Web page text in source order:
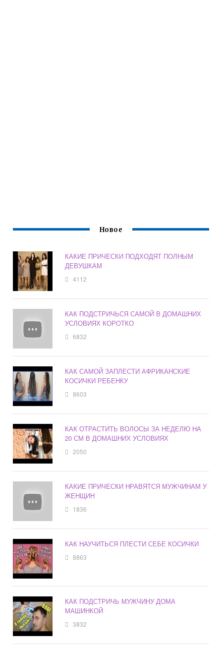
Новое
КАКИЕ ПРИЧЕСКИ ПОДХОДЯТ ПОЛНЫМ
ДЕВУШКАМ
4112
КАК ПОДСТРИЧЬСЯ САМОЙ В ДОМАШНИХ
УСЛОВИЯХ КОРОТКО
6832
КАК САМОЙ ЗАПЛЕСТИ АФРИКАНСКИЕ
КОСИЧКИ РЕБЕНКУ
8603
КАК ОТРАСТИТЬ ВОЛОСЫ ЗА НЕДЕЛЮ НА
20 СМ В ДОМАШНИХ УСЛОВИЯХ
2050
КАКИЕ ПРИЧЕСКИ НРАВЯТСЯ МУЖЧИНАМ У
ЖЕНЩИН
1836
КАК НАУЧИТЬСЯ ПЛЕСТИ СЕБЕ КОСИЧКИ
8863
КАК ПОДСТРИЧЬ МУЖЧИНУ ДОМА
МАШИНКОЙ
3832